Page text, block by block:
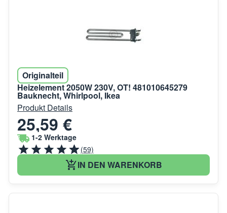
Originalteil
Heizelement 2050W 230V, OT! 481010645279
Bauknecht, Whirlpool, Ikea
Produkt Details
25,59 €
1-2 Werktage
(59)
IN DEN WARENKORB